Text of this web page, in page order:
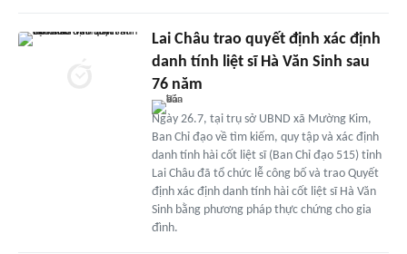
Lai Châu trao quyết định xác định
danh tính liệt sĩ Hà Văn Sinh sau
76 năm
Ngày 26.7, tại trụ sở UBND xã Mường Kim,
Ban Chỉ đạo về tìm kiếm, quy tập và xác định
danh tính hài cốt liệt sĩ (Ban Chỉ đạo 515) tỉnh
Lai Châu đã tổ chức lễ công bố và trao Quyết
định xác định danh tính hài cốt liệt sĩ Hà Văn
Sinh bằng phương pháp thực chứng cho gia
đình.